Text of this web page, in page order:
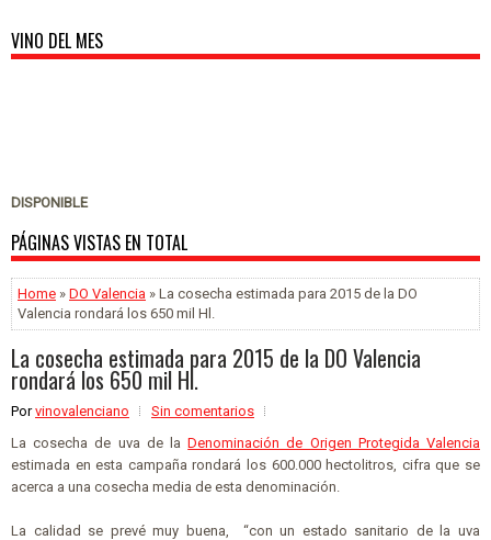
VINO DEL MES
DISPONIBLE
PÁGINAS VISTAS EN TOTAL
Home » DO Valencia » La cosecha estimada para 2015 de la DO
Valencia rondará los 650 mil Hl.
La cosecha estimada para 2015 de la DO Valencia
rondará los 650 mil Hl.
Porvinovalenciano
Sin comentarios
La cosecha de uva de laDenominación de Origen Protegida Valencia
estimada en esta campaña rondará los 600.000 hectolitros, cifra que se
acerca a una cosecha media de esta denominación.
La calidad se prevé muy buena, “con un estado sanitario de la uva